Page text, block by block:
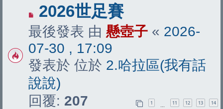
有
新
文
章
2026世足賽
最後發表 由 懸壺子 « 2026-
07-30 , 17:09
發表於 位於 2.哈拉區(我有話
說說)
回覆: 207 1 11 12 13 14